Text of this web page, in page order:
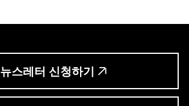
뉴스레터 신청하기